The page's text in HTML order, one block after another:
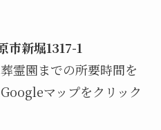
新堀1317-1
霊園までの所要時間を
マップをクリック